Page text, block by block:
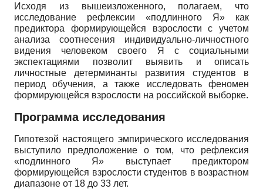
Исходя из вышеизложенного, полагаем, что
исследование рефлексии «подлинного Я» как
предиктора формирующейся взрослости с учетом
анализа соотнесения индивидуально-личностного
видения человеком своего Я с социальными
экспектациями позволит выявить и описать
личностные детерминанты развития студентов в
период обучения, а также исследовать феномен
формирующейся взрослости на российской выборке.
Программа исследования
Гипотезой настоящего эмпирического исследования
выступило предположение о том, что рефлексия
«подлинного Я» выступает предиктором
формирующейся взрослости студентов в возрастном
диапазоне от 18 до 33 лет.